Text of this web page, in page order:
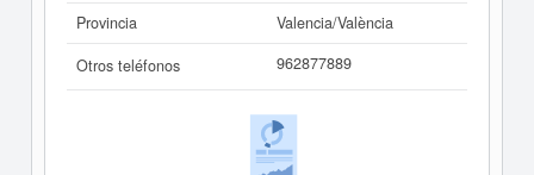
Provincia
Valencia/València
Otros teléfonos
962877889